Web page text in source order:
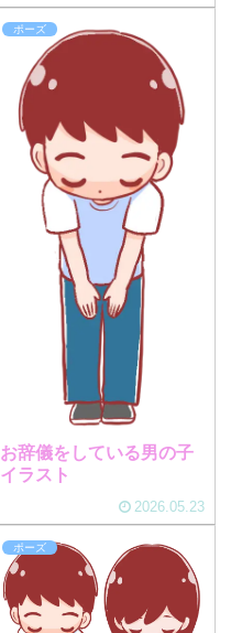
ポーズ
お辞儀をしている男の子
イラスト
2026.05.23
ポーズ